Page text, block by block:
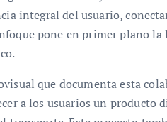
integral del usuario,
pone en primer plano
que documenta esta
a los usuarios un producto